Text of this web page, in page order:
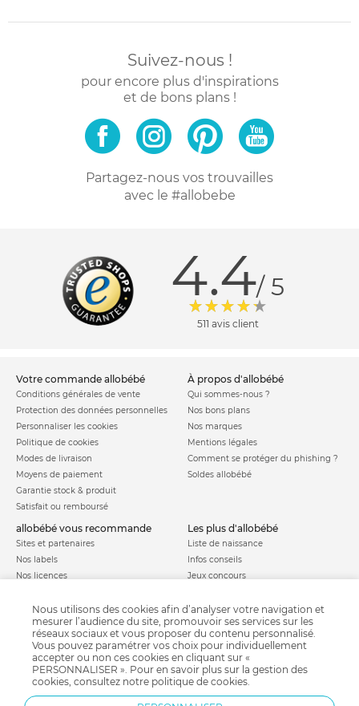
Suivez-nous !
pour encore plus d'inspirations
et de bons plans !
Partagez-nous vos trouvailles
avec le #allobebe
4.4/ 5
511 avis client
votre commande allobébé
Conditions générales de vente
Protection des données personnelles
Personnaliser les cookies
Politique de cookies
Modes de livraison
Moyens de paiement
Garantie stock & produit
Satisfait ou remboursé
à propos d'allobébé
Qui sommes-nous ?
Nos bons plans
Nos marques
Mentions légales
Comment se protéger du phishing ?
Soldes allobébé
allobébé vous recommande
Sites et partenaires
Nos labels
Nos licences
les plus d'allobébé
Liste de naissance
Infos conseils
Jeux concours
Parrainage
Paiement sécurisé
Charte qualité
Nous utilisons des cookies afin d’analyser votre navigation et
mesurer l’audience du site, promouvoir ses services sur les
réseaux sociaux et vous proposer du contenu personnalisé.
Vous pouvez paramétrer vos choix pour individuellement
accepter ou non ces cookies en cliquant sur «
PERSONNALISER ». Pour en savoir plus sur la gestion des
cookies, consultez notre politique de cookies.